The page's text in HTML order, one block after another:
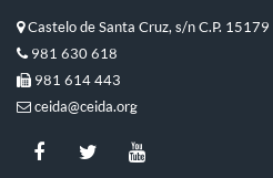
Castelo de Santa Cruz, s/n C.P.
981 630 618
981 614 443
ceida@ceida.org